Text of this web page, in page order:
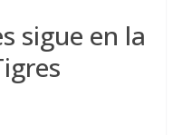
sigue en la